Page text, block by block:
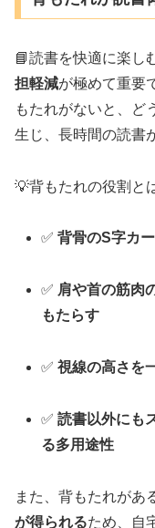
📘読書を快適に楽し
担軽減が極めて重要
もたれがないと、ど
生じ、長時間の読書
💡背もたれの役割と
✅背骨のS字カ
✅ 肩や首の筋肉
もたらす
✅視線の高さを
✅読書以外にも
る多用途性
また、背もたれがあ
が得られるため、自